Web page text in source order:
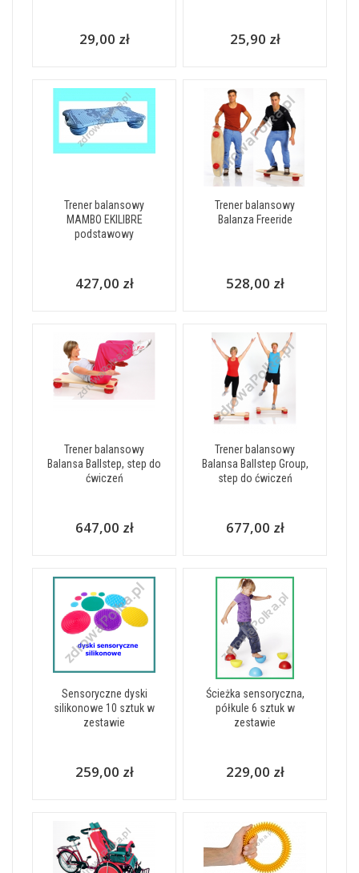
29,00 zł 25,90 zł
Trener balansowy
MAMBO EKILIBRE
podstawowy
427,00 zł
Trener balansowy
Balanza Freeride
528,00 zł
Trener balansowy
Balansa Ballstep, step do
ćwiczeń
647,00 zł
Trener balansowy
Balansa Ballstep Group,
step do ćwiczeń
677,00 zł
Sensoryczne dyski
silikonowe 10 sztuk w
zestawie
259,00 zł
Ścieżka sensoryczna,
półkule 6 sztuk w
zestawie
229,00 zł